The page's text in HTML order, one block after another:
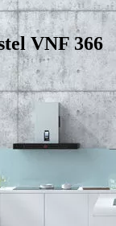
VNF 366